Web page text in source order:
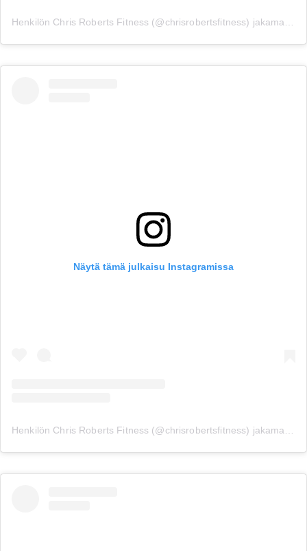
Näytä tämä julkaisu Instagramissa